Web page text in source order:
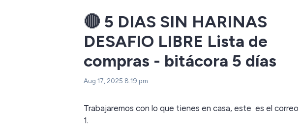
🔴 5 DIAS SIN HARINAS
DESAFIO LIBRE Lista de
compras - bitácora 5 días
Aug 17, 2025 8:19 pm
Trabajaremos con lo que tienes en casa, este es el correo
1.